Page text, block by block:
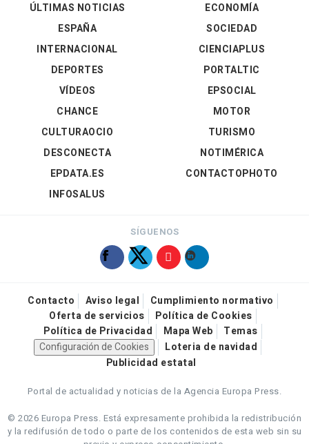
ÚLTIMAS NOTICIAS
ESPAÑA
INTERNACIONAL
DEPORTES
VÍDEOS
ECONOMÍA
SOCIEDAD
CIENCIAPLUS
PORTALTIC
EPSOCIAL
CHANCE
CULTURAOCIO
DESCONECTA
EPDATA.ES
INFOSALUS
MOTOR
TURISMO
NOTIMÉRICA
CONTACTOPHOTO
SÍGUENOS
Contacto Aviso legal
Cumplimiento normativo
Oferta de servicios
Política de Cookies
Política de Privacidad
Mapa Web
Temas
Configuración de Cookies
Loteria de navidad
Publicidad estatal
Portal de actualidad y noticias de la Agencia Europa Press.
© 2026 Europa Press. Está expresamente prohibida la redistribución
y la redifusión de todo o parte de los contenidos de esta web sin su